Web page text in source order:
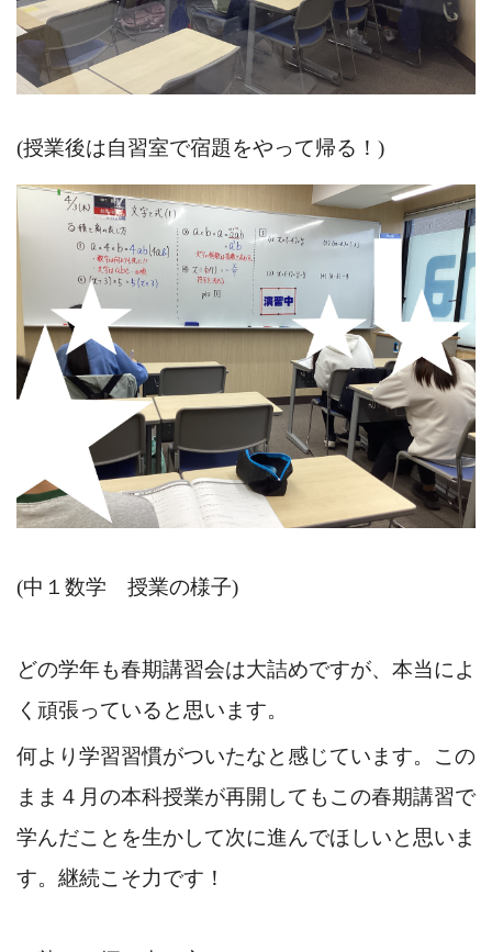
(授業後は自習室で宿題をやって帰る！)
(中１数学 授業の様子)
どの学年も春期講習会は大詰めですが、本当によ
く頑張っていると思います。
何より学習習慣がついたなと感じています。この
まま４月の本科授業が再開してもこの春期講習で
学んだことを生かして次に進んでほしいと思いま
す。継続こそ力です！